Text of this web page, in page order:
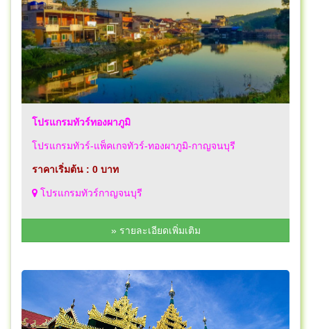
โปรแกรมทัวร์ทองผาภูมิ
โปรแกรมทัวร์-แพ็คเกจทัวร์-ทองผาภูมิ-กาญจนบุรี
ราคาเริ่มต้น : 0 บาท
โปรแกรมทัวร์กาญจนบุรี
» รายละเอียดเพิ่มเติม